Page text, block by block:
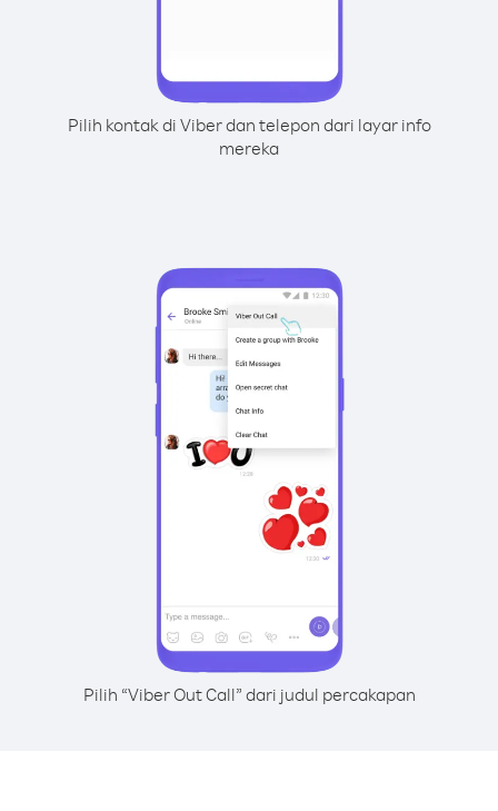
Pilih kontak di Viber dan telepon dari layar info
mereka
Pilih “Viber Out Call” dari judul percakapan